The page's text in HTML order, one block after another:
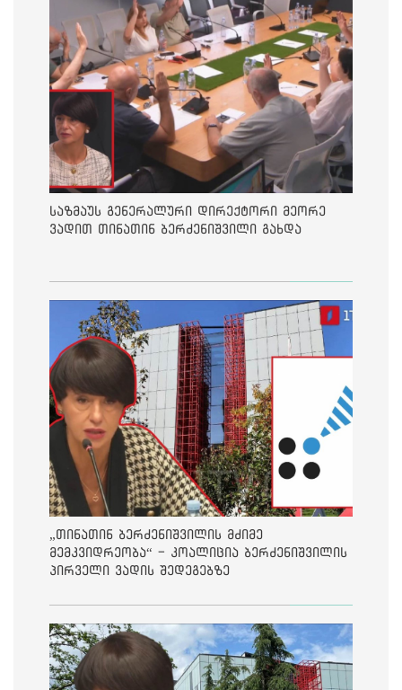
საზმაუს გენერალური დირექტორი მეორე
ვადით თინათინ ბერძენიშვილი გახდა
„თინათინ ბერძენიშვილის მძიმე
მემკვიდრეობა“ - კოალიცია ბერძენიშვილის
პირველი ვადის შედეგებზე